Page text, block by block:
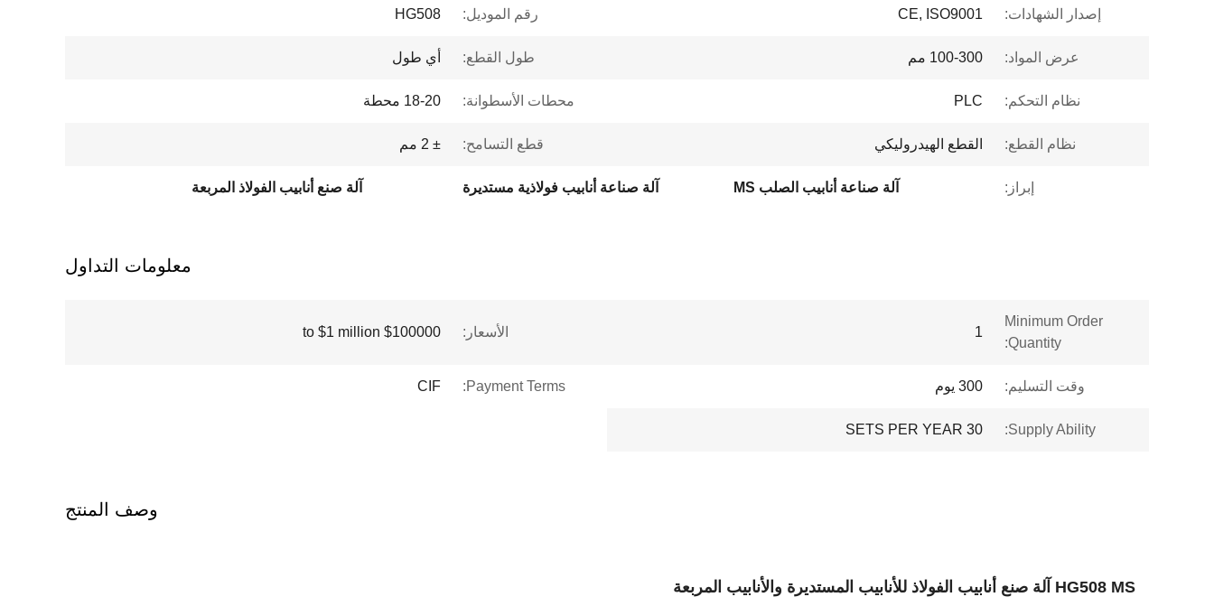
إصدار الشهادات: CE, ISO9001 رقم الموديل: HG508
عرض المواد: 100-300 مم طول القطع: أي طول
نظام التحكم: PLC محطات الأسطوانة: 18-20 محطة
نظام القطع: القطع الهيدروليكي قطع التسامح: ± 2 مم
إبراز: آلة صناعة أنابيب الصلب MS آلة صناعة أنابيب فولاذية مستديرة آلة صنع أنابيب الفولاذ المربعة
معلومات التداول
Minimum Order
Quantity:
1 الأسعار: $100000 to $1 million
وقت التسليم: 300 يوم Payment Terms:
CIF
Supply Ability:
30 SETS PER YEAR
وصف المنتج
HG508 MS آلة صنع أنابيب الفولاذ للأنابيب المستديرة والأنابيب المربعة